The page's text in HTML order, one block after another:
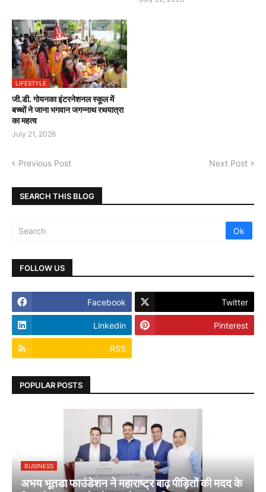
LIFESTYLE
जी.डी. गोयनका इंटरनेशनल स्कूल में
बच्चों ने जाना भगवान जगन्नाथ रथयात्रा
का महत्व
July 21, 2026
Previous Post Next Post
SEARCH THIS BLOG
FOLLOW US
Facebook Twitter
Linkedin Pinterest
RSS
POPULAR POSTS
BUSINESS
अभय भूतडा फाउंडेशन ने महाराष्ट्र बाढ़ पीड़ितों की मदद के